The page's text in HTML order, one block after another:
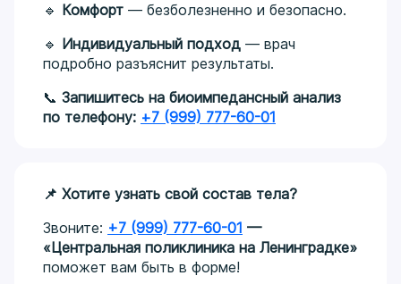
🔹 Комфорт — безболезненно и безопасно.
🔹 Индивидуальный подход — врач
подробно разъяснит результаты.
📞 Запишитесь на биоимпедансный анализ
по телефону: +7 (999) 777-60-01
📌 Хотите узнать свой состав тела?
Звоните: +7 (999) 777-60-01 —
«Центральная поликлиника на Ленинградке»
поможет вам быть в форме!